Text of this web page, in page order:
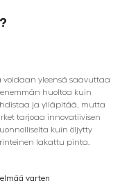
voidaan yleensä saavuttaa
huoltoa kuin
ja ylläpitää, mutta
tarjoaa innovatiivisen
kuin öljytty
lakattu pinta.
varten